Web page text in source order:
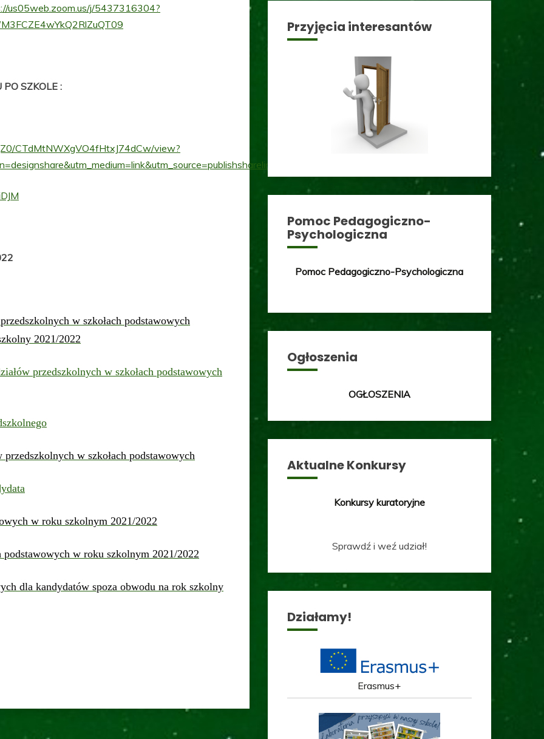
us05web.zoom.us/j/5437316304?
SZKOLE :
CTdMtNWXgVO4fHtxJ74dCw/view?
w szkołach podstawowych
2021/2022
przedszkolnych w szkołach podstawowych
w szkołach podstawowych
w roku szkolnym 2021/2022
w roku szkolnym 2021/2022
dla kandydatów spoza obwodu na rok szkolny
Przyjęcia interesantów
Pomoc Pedagogiczno-
Psychologiczna
Pomoc Pedagogiczno-Psychologiczna
Ogłoszenia
OGŁOSZENIA
Aktualne Konkursy
Konkursy kuratoryjne
Sprawdź i weź udział!
Działamy!
Erasmus+